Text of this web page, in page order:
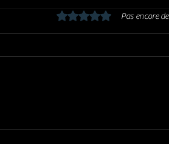
DULFER et ULCO BED
Noté 0 étoile sur 5.Pas encore